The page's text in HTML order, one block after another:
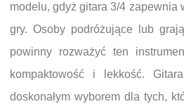
modelu, gdyż gitara 3/4 zapewnia
gry. Osoby podróżujące lub
powinny rozważyć ten
kompaktowość i lekkość.
doskonałym wyborem dla tych,